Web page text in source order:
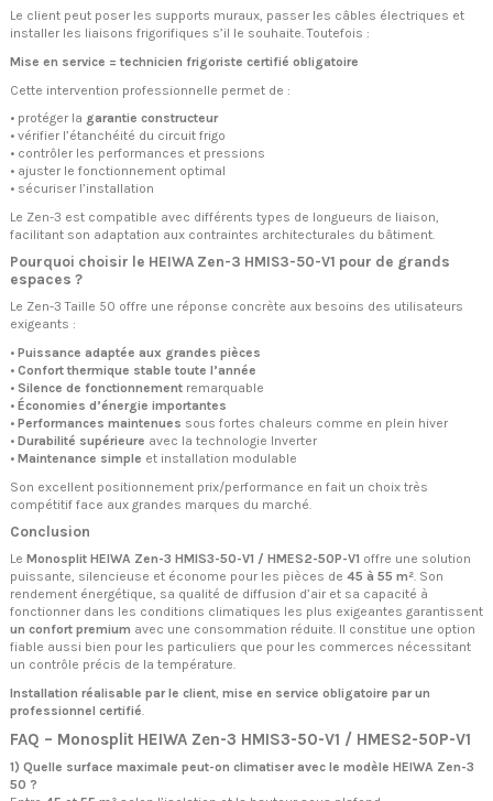
Le client peut poser les supports muraux, passer les câbles électriques et
installer les liaisons frigorifiques s’il le souhaite. Toutefois :
Mise en service = technicien frigoriste certifié obligatoire
Cette intervention professionnelle permet de :
• protéger la garantie constructeur
• vérifier l’étanchéité du circuit frigo
• contrôler les performances et pressions
• ajuster le fonctionnement optimal
• sécuriser l’installation
Le Zen-3 est compatible avec différents types de longueurs de liaison,
facilitant son adaptation aux contraintes architecturales du bâtiment.
Pourquoi choisir le HEIWA Zen-3 HMIS3-50-V1 pour de grands
espaces ?
Le Zen-3 Taille 50 offre une réponse concrète aux besoins des utilisateurs
exigeants :
• Puissance adaptée aux grandes pièces
• Confort thermique stable toute l’année
• Silence de fonctionnement remarquable
• Économies d’énergie importantes
• Performances maintenues sous fortes chaleurs comme en plein hiver
• Durabilité supérieure avec la technologie Inverter
• Maintenance simple et installation modulable
Son excellent positionnement prix/performance en fait un choix très
compétitif face aux grandes marques du marché.
Conclusion
Le Monosplit HEIWA Zen-3 HMIS3-50-V1 / HMES2-50P-V1 offre une solution
puissante, silencieuse et économe pour les pièces de 45 à 55 m². Son
rendement énergétique, sa qualité de diffusion d’air et sa capacité à
fonctionner dans les conditions climatiques les plus exigeantes garantissent
un confort premium avec une consommation réduite. Il constitue une option
fiable aussi bien pour les particuliers que pour les commerces nécessitant
un contrôle précis de la température.
Installation réalisable par le client, mise en service obligatoire par un
professionnel certifié.
FAQ – Monosplit HEIWA Zen-3 HMIS3-50-V1 / HMES2-50P-V1
1) Quelle surface maximale peut-on climatiser avec le modèle HEIWA Zen-3
50 ?